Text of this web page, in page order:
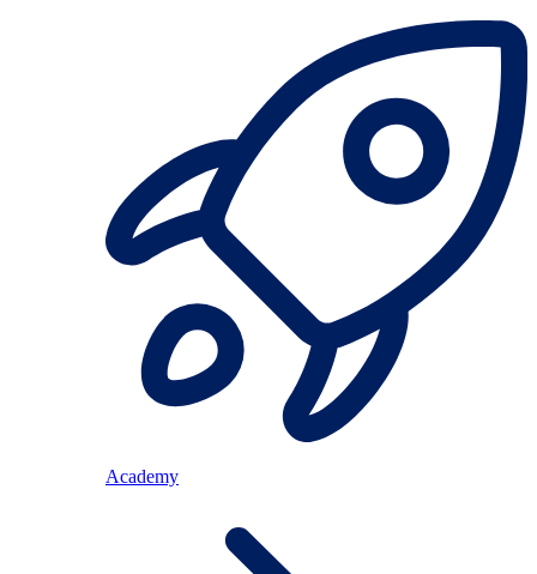
Academy